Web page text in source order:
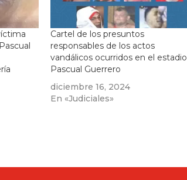
Cartel de los presuntos
responsables de los actos
vandálicos ocurridos en el estadio
Pascual Guerrero
diciembre 16, 2024
En «Judiciales»